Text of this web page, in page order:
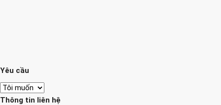
Yêu cầu
Thông tin liên hệ